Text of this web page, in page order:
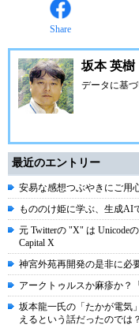
Share
坂本 英樹
データに基
最近のエントリー
安易な感想つぶやきにご用
もののけ姫に学ぶ、生成AI
元 Twitterの "X" は Unicode
Capital X
神宮外苑再開発の是非に必
アークトゥルスか麻疹か？
坂本龍一氏の「たかが電気
えるという話だったのでは？